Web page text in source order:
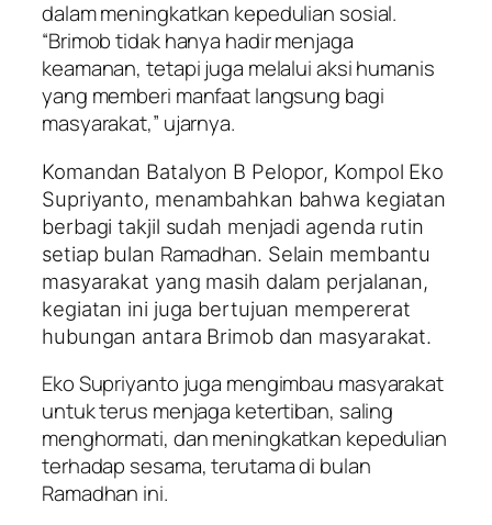
dalam meningkatkan kepedulian sosial.
“Brimob tidak hanya hadir menjaga
keamanan, tetapi juga melalui aksi humanis
yang memberi manfaat langsung bagi
masyarakat,” ujarnya.
Komandan Batalyon B Pelopor, Kompol Eko
Supriyanto, menambahkan bahwa kegiatan
berbagi takjil sudah menjadi agenda rutin
setiap bulan Ramadhan. Selain membantu
masyarakat yang masih dalam perjalanan,
kegiatan ini juga bertujuan mempererat
hubungan antara Brimob dan masyarakat.
Eko Supriyanto juga mengimbau masyarakat
untuk terus menjaga ketertiban, saling
menghormati, dan meningkatkan kepedulian
terhadap sesama, terutama di bulan
Ramadhan ini.